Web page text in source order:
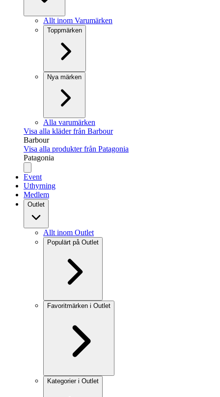
Allt inom Varumärken
Toppmärken
Nya märken
Alla varumärken
Visa alla kläder från Barbour
Barbour
Visa alla produkter från Patagonia
Patagonia
Event
Uthyrning
Medlem
Outlet
Allt inom Outlet
Populärt på Outlet
Favoritmärken i Outlet
Kategorier i Outlet